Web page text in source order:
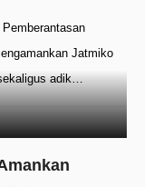
Jatmiko
adik…